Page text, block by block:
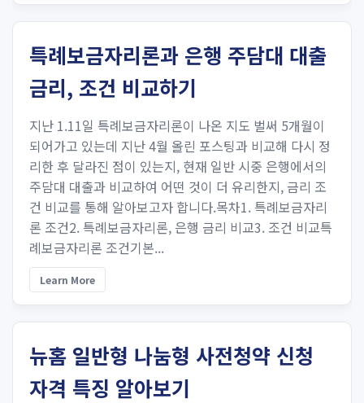
특례보금자리론과 은행 주담대 대출
금리, 조건 비교하기
지난 1.11일 특례보금자리론이 나온 지도 벌써 5개월이
되어가고 있는데 지난 4월 올린 포스팅과 비교해 다시 정
리한 후 달라진 점이 있는지, 현재 일반 시중 은행에서의
주담대 대출과 비교하여 어떤 것이 더 유리한지, 금리 조
건 비교를 통해 알아보고자 합니다.목차1. 특례보금자리
론 조건2. 특례보금자리론, 은행 금리 비교3. 조건 비교특
례보금자리론 조건기본...
Learn More
뉴홈 일반형 나눔형 사전청약 신청
자격 특징 알아보기